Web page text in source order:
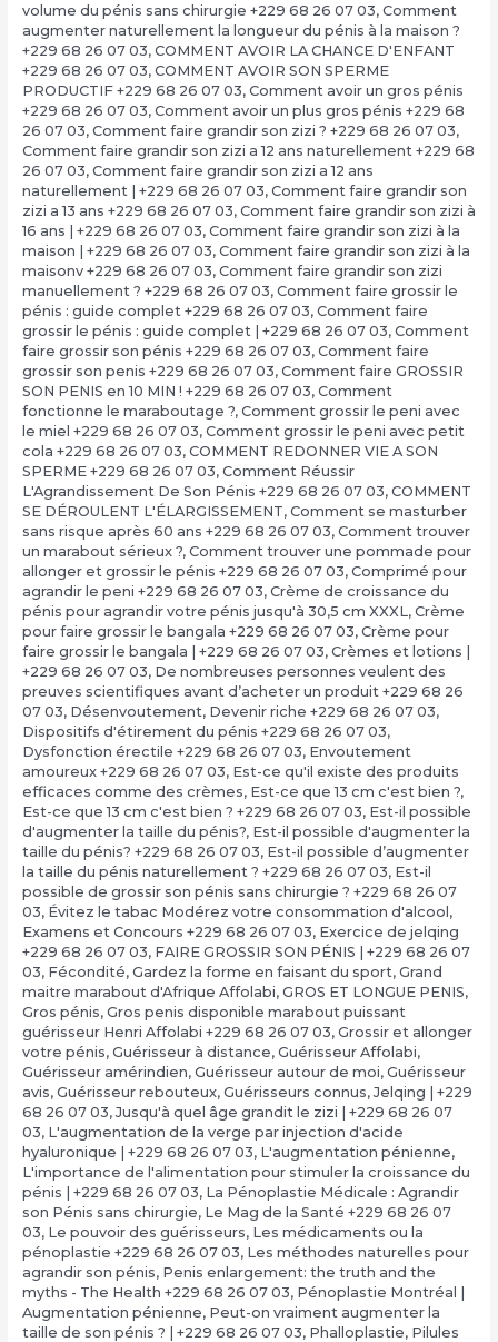
volume du pénis sans chirurgie +229 68 26 07 03, Comment
augmenter naturellement la longueur du pénis à la maison ?
+229 68 26 07 03, COMMENT AVOIR LA CHANCE D'ENFANT
+229 68 26 07 03, COMMENT AVOIR SON SPERME
PRODUCTIF +229 68 26 07 03, Comment avoir un gros pénis
+229 68 26 07 03, Comment avoir un plus gros pénis +229 68
26 07 03, Comment faire grandir son zizi ? +229 68 26 07 03,
Comment faire grandir son zizi a 12 ans naturellement +229 68
26 07 03, Comment faire grandir son zizi a 12 ans
naturellement | +229 68 26 07 03, Comment faire grandir son
zizi a 13 ans +229 68 26 07 03, Comment faire grandir son zizi à
16 ans | +229 68 26 07 03, Comment faire grandir son zizi à la
maison | +229 68 26 07 03, Comment faire grandir son zizi à la
maisonv +229 68 26 07 03, Comment faire grandir son zizi
manuellement ? +229 68 26 07 03, Comment faire grossir le
pénis : guide complet +229 68 26 07 03, Comment faire
grossir le pénis : guide complet | +229 68 26 07 03, Comment
faire grossir son pénis +229 68 26 07 03, Comment faire
grossir son penis +229 68 26 07 03, Comment faire GROSSIR
SON PENIS en 10 MIN ! +229 68 26 07 03, Comment
fonctionne le maraboutage ?, Comment grossir le peni avec
le miel +229 68 26 07 03, Comment grossir le peni avec petit
cola +229 68 26 07 03, COMMENT REDONNER VIE A SON
SPERME +229 68 26 07 03, Comment Réussir
L'Agrandissement De Son Pénis +229 68 26 07 03, COMMENT
SE DÉROULENT L'ÉLARGISSEMENT, Comment se masturber
sans risque après 60 ans +229 68 26 07 03, Comment trouver
un marabout sérieux ?, Comment trouver une pommade pour
allonger et grossir le pénis +229 68 26 07 03, Comprimé pour
agrandir le peni +229 68 26 07 03, Crème de croissance du
pénis pour agrandir votre pénis jusqu'à 30,5 cm XXXL, Crème
pour faire grossir le bangala +229 68 26 07 03, Crème pour
faire grossir le bangala | +229 68 26 07 03, Crèmes et lotions |
+229 68 26 07 03, De nombreuses personnes veulent des
preuves scientifiques avant d’acheter un produit +229 68 26
07 03, Désenvoutement, Devenir riche +229 68 26 07 03,
Dispositifs d'étirement du pénis +229 68 26 07 03,
Dysfonction érectile +229 68 26 07 03, Envoutement
amoureux +229 68 26 07 03, Est-ce qu'il existe des produits
efficaces comme des crèmes, Est-ce que 13 cm c'est bien ?,
Est-ce que 13 cm c'est bien ? +229 68 26 07 03, Est-il possible
d'augmenter la taille du pénis?, Est-il possible d'augmenter la
taille du pénis? +229 68 26 07 03, Est-il possible d’augmenter
la taille du pénis naturellement ? +229 68 26 07 03, Est-il
possible de grossir son pénis sans chirurgie ? +229 68 26 07
03, Évitez le tabac Modérez votre consommation d'alcool ,
Examens et Concours +229 68 26 07 03, Exercice de jelqing
+229 68 26 07 03, FAIRE GROSSIR SON PÉNIS | +229 68 26 07
03, Fécondité, Gardez la forme en faisant du sport, Grand
maitre marabout d'Afrique Affolabi, GROS ET LONGUE PENIS,
Gros pénis, Gros penis disponible marabout puissant
guérisseur Henri Affolabi +229 68 26 07 03, Grossir et allonger
votre pénis, Guérisseur à distance, Guérisseur Affolabi,
Guérisseur amérindien, Guérisseur autour de moi, Guérisseur
avis, Guérisseur rebouteux, Guérisseurs connus, Jelqing | +229
68 26 07 03, Jusqu'à quel âge grandit le zizi | +229 68 26 07
03, L'augmentation de la verge par injection d'acide
hyaluronique | +229 68 26 07 03, L'augmentation pénienne,
L'importance de l'alimentation pour stimuler la croissance du
pénis | +229 68 26 07 03, La Pénoplastie Médicale : Agrandir
son Pénis sans chirurgie, Le Mag de la Santé +229 68 26 07
03, Le pouvoir des guérisseurs, Les médicaments ou la
pénoplastie +229 68 26 07 03, Les méthodes naturelles pour
agrandir son pénis, Penis enlargement: the truth and the
myths - The Health +229 68 26 07 03, Pénoplastie Montréal |
Augmentation pénienne, Peut-on vraiment augmenter la
taille de son pénis ? | +229 68 26 07 03, Phalloplastie, Pilules